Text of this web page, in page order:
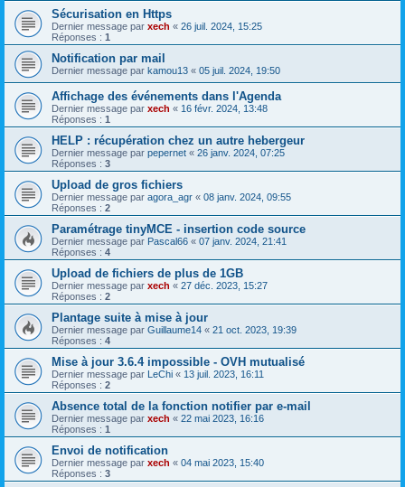
Sécurisation en Https
Dernier message par xech « 26 juil. 2024, 15:25
Réponses : 1
Notification par mail
Dernier message par kamou13 « 05 juil. 2024, 19:50
Affichage des événements dans l'Agenda
Dernier message par xech « 16 févr. 2024, 13:48
Réponses : 1
HELP : récupération chez un autre hebergeur
Dernier message par pepernet « 26 janv. 2024, 07:25
Réponses : 3
Upload de gros fichiers
Dernier message par agora_agr « 08 janv. 2024, 09:55
Réponses : 2
Paramétrage tinyMCE - insertion code source
Dernier message par Pascal66 « 07 janv. 2024, 21:41
Réponses : 4
Upload de fichiers de plus de 1GB
Dernier message par xech « 27 déc. 2023, 15:27
Réponses : 2
Plantage suite à mise à jour
Dernier message par Guillaume14 « 21 oct. 2023, 19:39
Réponses : 4
Mise à jour 3.6.4 impossible - OVH mutualisé
Dernier message par LeChi « 13 juil. 2023, 16:11
Réponses : 2
Absence total de la fonction notifier par e-mail
Dernier message par xech « 22 mai 2023, 16:16
Réponses : 1
Envoi de notification
Dernier message par xech « 04 mai 2023, 15:40
Réponses : 3